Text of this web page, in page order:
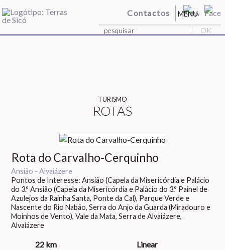
Contactos MENU
TURISMO
ROTAS
Rota do Carvalho-Cerquinho
Ansião - Alvaiázere
Pontos de Interesse: Ansião (Capela da Misericórdia e Palácio
do 3.º Ansião (Capela da Misericórdia e Palácio do 3.º Painel de
Azulejos da Rainha Santa, Ponte da Cal), Parque Verde e
Nascente do Rio Nabão, Serra do Anjo da Guarda (Miradouro e
Moinhos de Vento), Vale da Mata, Serra de Alvaiázere,
Alvaiázere
22 km Linear